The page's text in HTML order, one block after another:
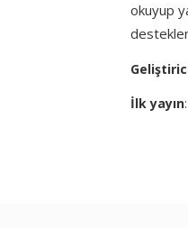
okuyup
İlk yayın